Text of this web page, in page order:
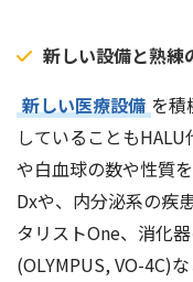
新しい設備と熟練
新しい医療設備 を積
していることも
や白血球の数や性質
Dxや、内分泌系の疾
タリストOne、消化
(OLYMPUS, VO-4C)